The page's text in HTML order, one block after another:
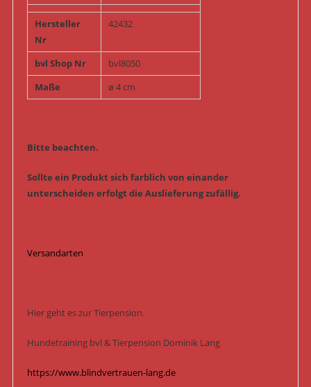
Hersteller
Nr
42432
bvl Shop Nr
bvl8050
Maße
ø 4 cm
Bitte beachten.
Sollte ein Produkt sich farblich von einander
unterscheiden erfolgt die Auslieferung zufällig.
Versandarten
Hier geht es zur Tierpension.
Hundetraining bvl & Tierpension Dominik Lang
https://www.blindvertrauen-lang.de